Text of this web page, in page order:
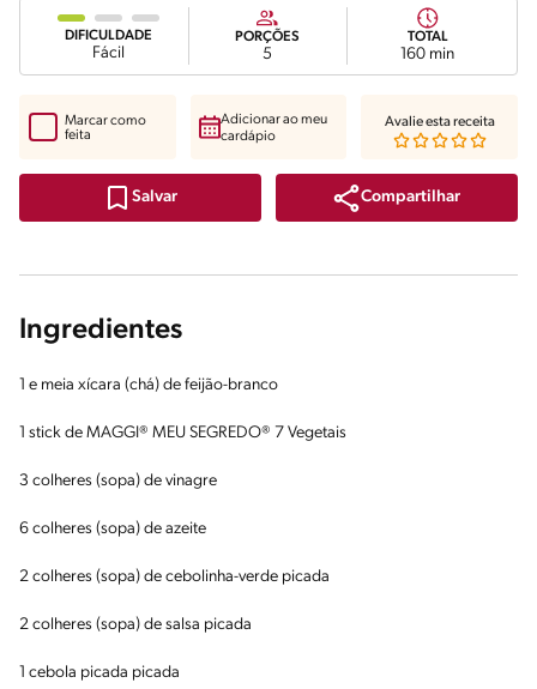
DIFICULDADE
Fácil
PORÇÕES
5
TOTAL
160 min
Salvar Compartilhar
Marcar como
feita
Adicionar ao meu
cardápio
Avalie esta receita
Ingredientes
1 e meia xícara (chá) de feijão-branco
1 stick de MAGGI® MEU SEGREDO® 7 Vegetais
3 colheres (sopa) de vinagre
6 colheres (sopa) de azeite
2 colheres (sopa) de cebolinha-verde picada
2 colheres (sopa) de salsa picada
1 cebola picada picada